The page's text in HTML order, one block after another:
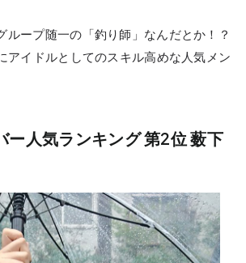
ループ随一の「釣り師」なんだとか！？
アイドルとしてのスキル高めな人気メン
ー人気ランキング 第2位 薮下